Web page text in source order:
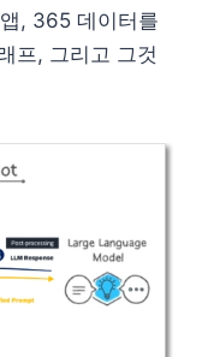
, 365 데이터를
프, 그리고 그것